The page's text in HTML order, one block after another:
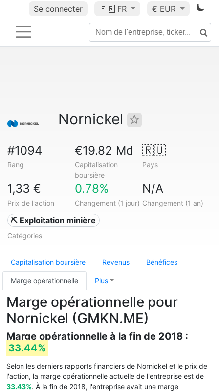
Se connecter 🇫🇷 FR € EUR
Nornickel
#1094
Rang
€19.82 Md
Capitalisation
boursière
🇷🇺
Pays
1,33 €
Prix de l'action
0.78%
Changement (1 jour)
N/A
Changement (1 an)
⛏️ Exploitation minière
Catégories
Capitalisation boursière Revenus Bénéfices
Marge opérationnelle Plus
Marge opérationnelle pour
Nornickel (GMKN.ME)
Marge opérationnelle à la fin de 2018 :
33.44%
Selon les derniers rapports financiers de Nornickel et le prix de
l'action, la marge opérationnelle actuelle de l'entreprise est de
33.43%. À la fin de 2018, l'entreprise avait une marge